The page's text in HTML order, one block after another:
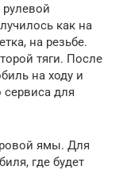
как на
на резьбе.
тяги. После
на ходу и
для
ямы. Для
где будет